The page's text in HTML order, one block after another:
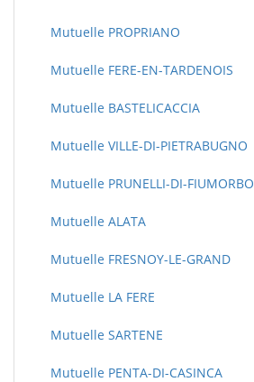
Mutuelle PROPRIANO
Mutuelle FERE-EN-TARDENOIS
Mutuelle BASTELICACCIA
Mutuelle VILLE-DI-PIETRABUGNO
Mutuelle PRUNELLI-DI-FIUMORBO
Mutuelle ALATA
Mutuelle FRESNOY-LE-GRAND
Mutuelle LA FERE
Mutuelle SARTENE
Mutuelle PENTA-DI-CASINCA